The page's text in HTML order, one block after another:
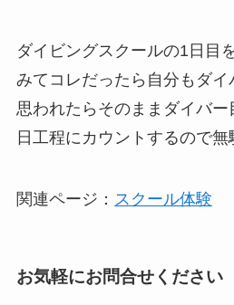
ダイビングスクールの1日目
みてコレだったら自分もダイ
思われたらそのままダイバー
日工程にカウントするので無
関連ページ： スクール体験
お気軽にお問合せください